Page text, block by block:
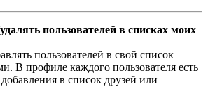
пользователей в списках моих
пользователей в свой список
В профиле каждого пользователя есть
в список друзей или